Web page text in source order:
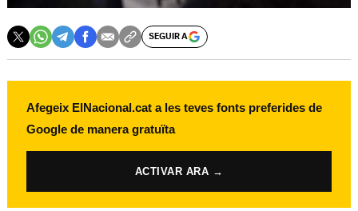
SEGUIR A
Afegeix ElNacional.cat a les teves fonts preferides de
Google de manera gratuïta
ACTIVAR ARA →